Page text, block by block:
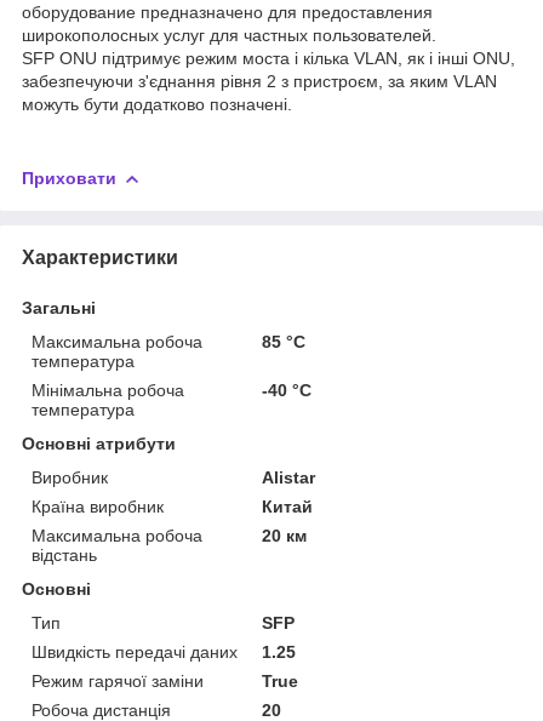
оборудование предназначено для предоставления
широкополосных услуг для частных пользователей.
SFP ONU підтримує режим моста і кілька VLAN, як і інші ONU,
забезпечуючи з'єднання рівня 2 з пристроєм, за яким VLAN
можуть бути додатково позначені.
Приховати
Характеристики
Загальні
Максимальна робоча
температура
85 °С
Мінімальна робоча
температура
-40 °С
Основні атрибути
Виробник
Alistar
Країна виробник
Китай
Максимальна робоча
відстань
20 км
Основні
Тип
SFP
Швидкість передачі даних
1.25
Режим гарячої заміни
True
Робоча дистанція
20